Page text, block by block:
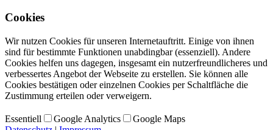
Cookies
Wir nutzen Cookies für unseren Internetauftritt. Einige von ihnen
sind für bestimmte Funktionen unabdingbar (essenziell). Andere
Cookies helfen uns dagegen, insgesamt ein nutzerfreundlicheres und
verbessertes Angebot der Webseite zu erstellen. Sie können alle
Cookies bestätigen oder einzelnen Cookies per Schaltfläche die
Zustimmung erteilen oder verweigern.
Essentiell Google Analytics
Google Maps